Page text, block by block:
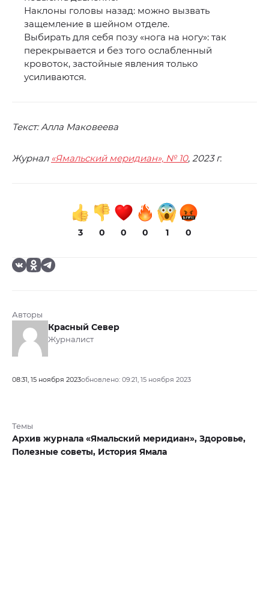
Наклоны головы назад: можно вызвать
защемление в шейном отделе.
Выбирать для себя позу «нога на ногу»: так
перекрывается и без того ослабленный
кровоток, застойные явления только
усиливаются.
Текст: Алла Маковеева
Журнал «Ямальский меридиан», № 10, 2023 г.
3 0 0 0 1 0
Авторы
Красный Север
Журналист
08:31, 15 ноября 2023обновлено: 09:21, 15 ноября 2023
Темы
Архив журнала «Ямальский меридиан», Здоровье,
Полезные советы, История Ямала